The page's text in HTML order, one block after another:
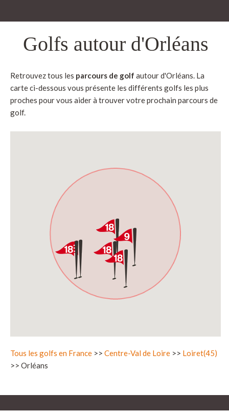
Golfs autour d'Orléans
Retrouvez tous les parcours de golf autour d'Orléans. La
carte ci-dessous vous présente les différents golfs les plus
proches pour vous aider à trouver votre prochain parcours de
golf.
Tous les golfs en France >> Centre-Val de Loire >> Loiret(45)
>> Orléans